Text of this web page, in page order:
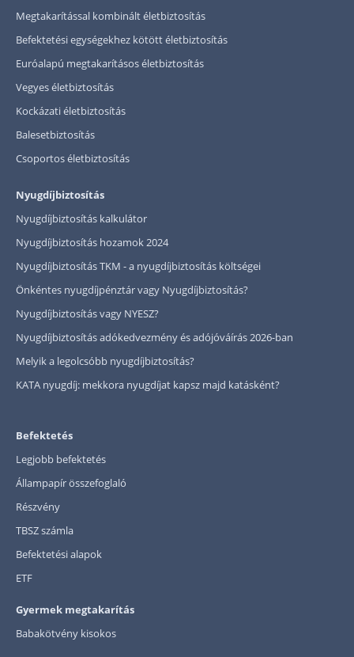
Megtakarítással kombinált életbiztosítás
Befektetési egységekhez kötött életbiztosítás
Euróalapú megtakarításos életbiztosítás
Vegyes életbiztosítás
Kockázati életbiztosítás
Balesetbiztosítás
Csoportos életbiztosítás
Nyugdíjbiztosítás
Nyugdíjbiztosítás kalkulátor
Nyugdíjbiztosítás hozamok 2024
Nyugdíjbiztosítás TKM - a nyugdíjbiztosítás költségei
Önkéntes nyugdíjpénztár vagy Nyugdíjbiztosítás?
Nyugdíjbiztosítás vagy NYESZ?
Nyugdíjbiztosítás adókedvezmény és adójóváírás 2026-ban
Melyik a legolcsóbb nyugdíjbiztosítás?
KATA nyugdíj: mekkora nyugdíjat kapsz majd katásként?
Befektetés
Legjobb befektetés
Állampapír összefoglaló
Részvény
TBSZ számla
Befektetési alapok
ETF
Gyermek megtakarítás
Babakötvény kisokos